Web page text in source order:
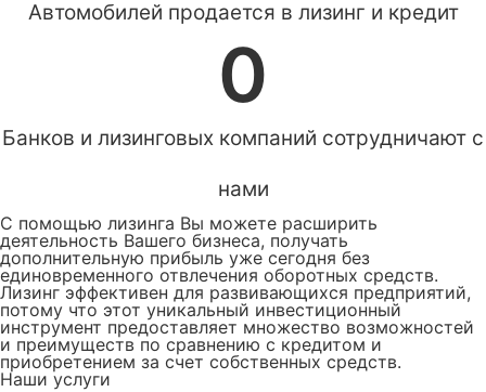
Автомобилей продается в лизинг и кредит
0
Банков и лизинговых компаний сотрудничают с
нами
С помощью лизинга Вы можете расширить
деятельность Вашего бизнеса, получать
дополнительную прибыль уже сегодня без
единовременного отвлечения оборотных средств.
Лизинг эффективен для развивающихся предприятий,
потому что этот уникальный инвестиционный
инструмент предоставляет множество возможностей
и преимуществ по сравнению с кредитом и
приобретением за счет собственных средств.
Наши услуги